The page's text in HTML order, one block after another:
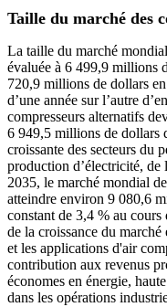
Taille du marché des
La taille du marché
évaluée à 6 499,9 millions
720,9 millions de dollars
d’une année sur l’autre
compresseurs alternatifs
6 949,5 millions de dollars
croissante des secteurs du
production d’électricité,
2035, le marché mondial
atteindre environ 9 080,6
constant de 3,4 % au
de la croissance du
et les applications d'air
contribution aux revenus
économes en énergie,
dans les opérations